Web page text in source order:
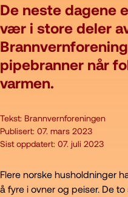
De neste dagene
vær i store deler
pipebranner når
varmen.
Tekst: Brannvernforeningen
Publisert: 07. mars 2023
Sist oppdatert: 07. juli 2023
Flere norske husholdninger
å fyre i ovner og peiser. De